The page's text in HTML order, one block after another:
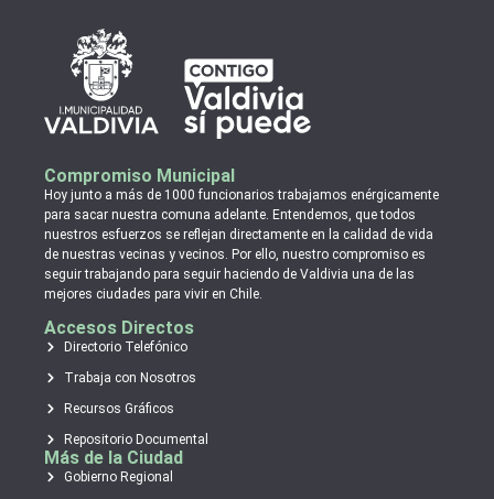
Compromiso Municipal
Hoy junto a más de 1000 funcionarios trabajamos enérgicamente
para sacar nuestra comuna adelante. Entendemos, que todos
nuestros esfuerzos se reflejan directamente en la calidad de vida
de nuestras vecinas y vecinos. Por ello, nuestro compromiso es
seguir trabajando para seguir haciendo de Valdivia una de las
mejores ciudades para vivir en Chile.
Accesos Directos
Directorio Telefónico
Trabaja con Nosotros
Recursos Gráficos
Repositorio Documental
Más de la Ciudad
Gobierno Regional